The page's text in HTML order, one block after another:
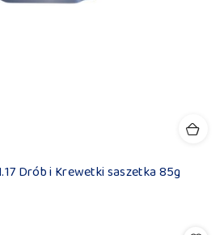
Drób i Krewetki saszetka 85g